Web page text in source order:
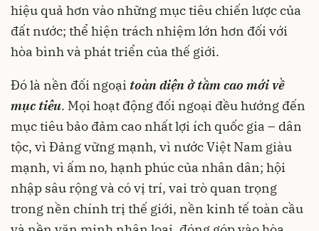
hiệu quả hơn vào những mục tiêu chiến lược của
đất nước; thể hiện trách nhiệm lớn hơn đối với
hòa bình và phát triển của thế giới.
Đó là nền đối ngoại toàn diện ở tầm cao mới về
mục tiêu. Mọi hoạt động đối ngoại đều hướng đến
mục tiêu bảo đảm cao nhất lợi ích quốc gia – dân
tộc, vì Đảng vững mạnh, vì nước Việt Nam giàu
mạnh, vì ấm no, hạnh phúc của nhân dân; hội
nhập sâu rộng và có vị trí, vai trò quan trọng
trong nền chính trị thế giới, nền kinh tế toàn cầu